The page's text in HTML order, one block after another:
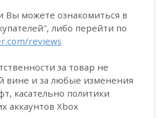
Вы можете ознакомиться в
либо перейти по
reviews
за товар не
вине и за любые изменения
касательно политики
аккаунтов Xbox